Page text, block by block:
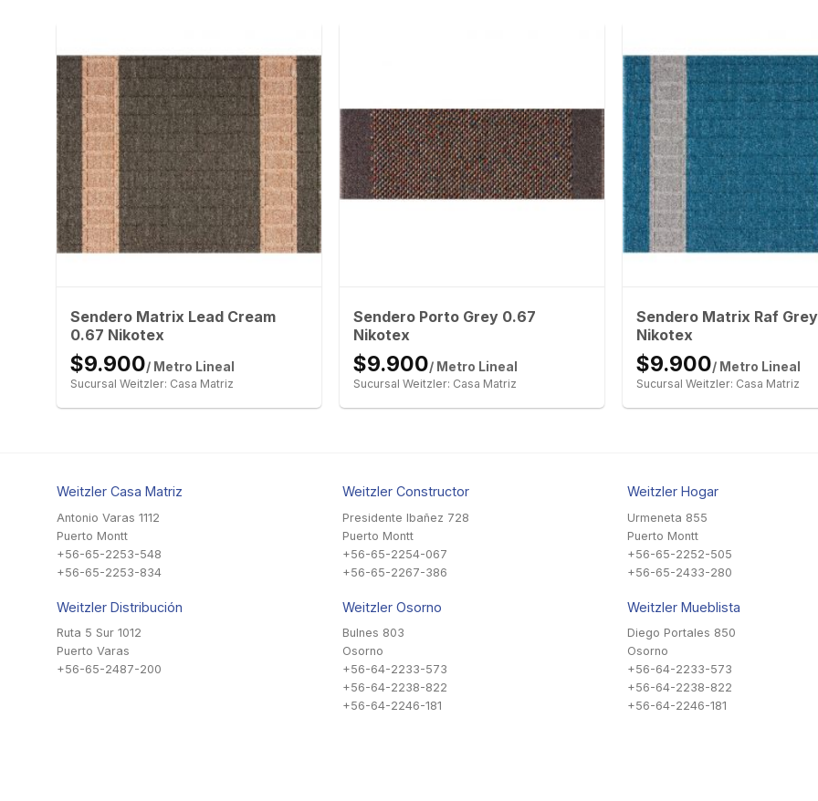
Sendero Matrix Lead Cream
0.67 Nikotex
$9.900/ Metro Lineal
Sucursal Weitzler: Casa Matriz
Sendero Porto Grey 0.67
Nikotex
$9.900/ Metro Lineal
Sucursal Weitzler: Casa Matriz
Sendero Matrix Raf
Nikotex
$9.900/ Metro Lineal
Sucursal Weitzler: Casa Matriz
Weitzler Casa Matriz
Antonio Varas 1112
Puerto Montt
+56-65-2253-548
+56-65-2253-834
Weitzler Distribución
Ruta 5 Sur 1012
Puerto Varas
+56-65-2487-200
Weitzler Constructor
Presidente Ibañez 728
Puerto Montt
+56-65-2254-067
+56-65-2267-386
Weitzler Osorno
Bulnes 803
Osorno
+56-64-2233-573
+56-64-2238-822
+56-64-2246-181
Weitzler Hogar
Urmeneta 855
Puerto Montt
+56-65-2252-505
+56-65-2433-280
Weitzler Mueblista
Diego Portales 850
Osorno
+56-64-2233-573
+56-64-2238-822
+56-64-2246-181